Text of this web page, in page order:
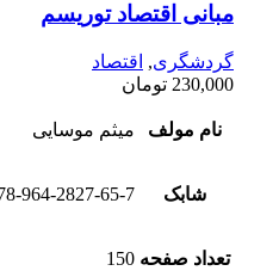
مبانی اقتصاد توریسم
گردشگری, اقتصاد
230,000 تومان
نام مولف میثم موسایی
شابک 964-2827-65-7
تعداد صفحه 150